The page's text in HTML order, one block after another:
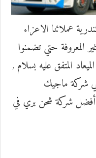
عملائنا الاعزاء
المعروفة حتي تضمنوا
المتفق عليه بسلام ,
شركة ماجيك
أفضل شركة شحن بري في